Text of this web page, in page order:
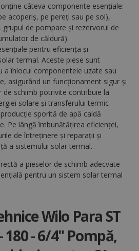
câteva componente esențiale:
acoperiș, pe pereți sau pe sol),
de pompare și rezervorul de
de căldură).
pentru eficiența și
termal. Aceste piese sunt
a înlocui componentele uzate sau
asigurând un funcționament sigur și
de schimb potrivite contribuie la
solare și transferului termic
sporită de apă caldă
Pe lângă îmbunătățirea eficienței,
de întreținere și reparații și
a sistemului solar termal.
a pieselor de schimb adecvate
pentru un sistem solar termal
Wilo Para ST
180 - 6/4" Pompă,
Furnizor / Domeniu
CookieScript
www.regulusromtherm.ro
YouTube
.youtube.com
Google